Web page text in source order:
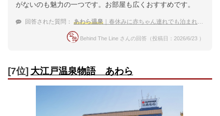
がないのも魅力の一つです。お部屋も広くおすすめです。
回答された質問： あわら温泉 ｜春休みに赤ちゃん連れでも泊まれる宿のおすすめは？
Behind The Line さんの回答（投稿日：2026/6/23 ）
[7位] 大江戸温泉物語 あわら